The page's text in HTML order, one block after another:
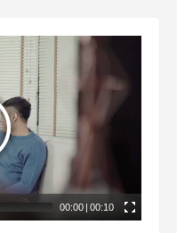
00:00 | 00:10